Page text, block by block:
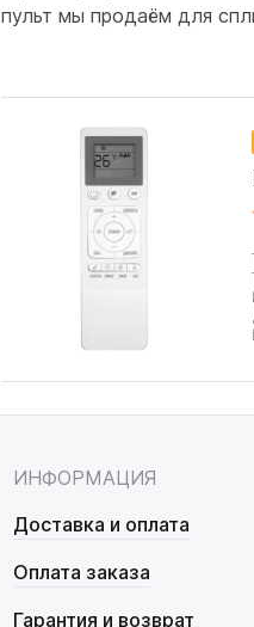
пульт мы продаём для
ИНФОРМАЦИЯ
Доставка и оплата
Оплата заказа
Гарантия и возврат